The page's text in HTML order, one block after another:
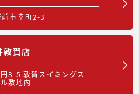
市幸町2-3
敦賀店
3-5 敦賀スイミングス
敷地内